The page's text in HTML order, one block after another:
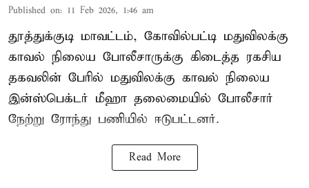
Published on: 11 Feb 2026, 1:46 am
தூத்துக்குடி மாவட்டம், கோவில்பட்டி மதுவிலக்கு
காவல் நிலைய போலீசாருக்கு கிடைத்த ரகசிய
தகவலின் பேரில் மதுவிலக்கு காவல் நிலைய
இன்ஸ்பெக்டர் மீஹா தலைமையில் போலீசார்
நேற்று ரோந்து பணியில் ஈடுபட்டனர்.
Read More